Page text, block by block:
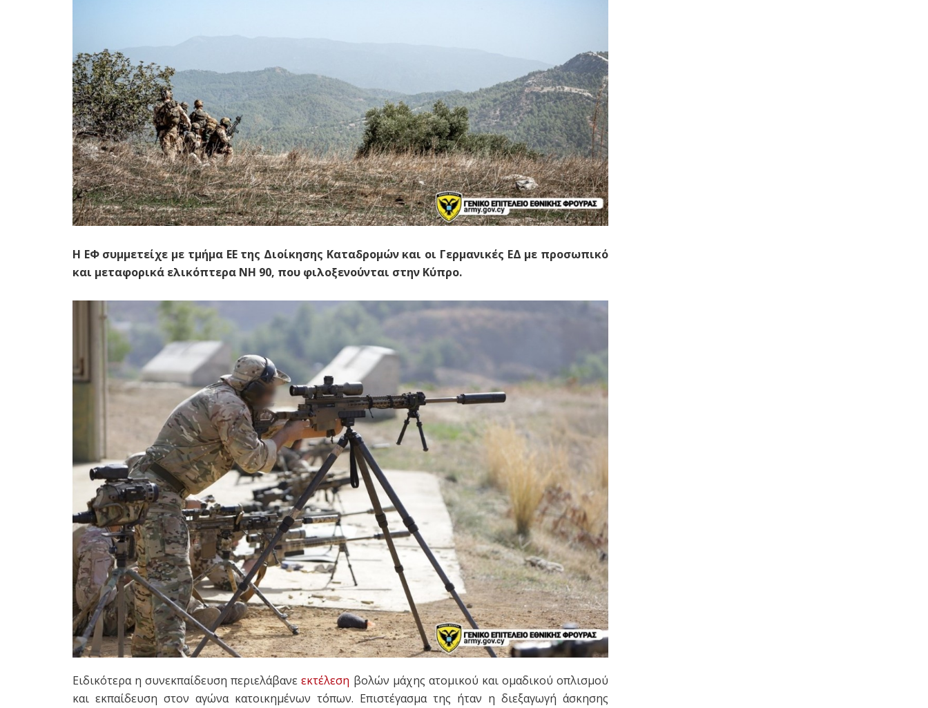
Η ΕΦ συμμετείχε με τμήμα ΕΕ της Διοίκησης Καταδρομών και οι Γερμανικές ΕΔ με προσωπικό
και μεταφορικά ελικόπτερα ΝΗ 90, που φιλοξενούνται στην Κύπρο.
Ειδικότερα η συνεκπαίδευση περιελάβανεεκτέλεση βολών μάχης ατομικού και ομαδικού οπλισμού
και εκπαίδευση στον αγώνα κατοικημένων τόπων. Επιστέγασμα της ήταν η διεξαγωγή άσκησης